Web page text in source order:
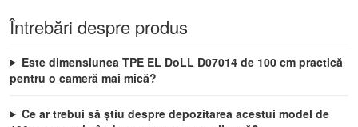
Întrebări despre produs
Este dimensiunea TPE EL DoLL D07014 de 100 cm practică
pentru o cameră mai mică?
Ce ar trebui să știu despre depozitarea acestui model de